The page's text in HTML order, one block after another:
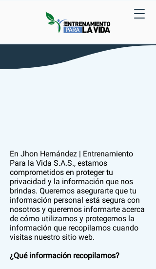
En Jhon Hernández | Entrenamiento
Para la Vida S.A.S., estamos
comprometidos en proteger tu
privacidad y la información que nos
brindas. Queremos asegurarte que tu
información personal está segura con
nosotros y queremos informarte acerca
de cómo utilizamos y protegemos la
información que recopilamos cuando
visitas nuestro sitio web.
¿Qué información recopilamos?